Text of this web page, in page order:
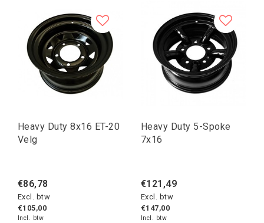
Heavy Duty 8x16 ET-20
Velg
€86,78
Excl. btw
€105,00
Incl. btw
Heavy Duty 5-Spoke
7x16
€121,49
Excl. btw
€147,00
Incl. btw